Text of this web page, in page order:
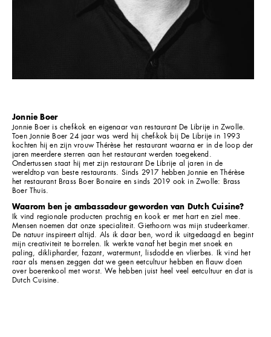
Jonnie Boer
Jonnie Boer is chef-kok en eigenaar van restaurant De Librije in Zwolle.
Toen Jonnie Boer 24 jaar was werd hij chef-kok bij De Librije in 1993
kochten hij en zijn vrouw Thérèse het restaurant waarna er in de loop der
jaren meerdere sterren aan het restaurant werden toegekend.
Ondertussen staat hij met zijn restaurant De Librije al jaren in de
wereldtop van beste restaurants. Sinds 2917 hebben Jonnie en Thérèse
het restaurant Brass Boer Bonaire en sinds 2019 ook in Zwolle: Brass
Boer Thuis.
Waarom ben je ambassadeur geworden van Dutch Cuisine?
Ik vind regionale producten prachtig en kook er met hart en ziel mee.
Mensen noemen dat onze specialiteit. Giethoorn was mijn studeerkamer.
De natuur inspireert altijd. Als ik daar ben, word ik uitgedaagd en begint
mijn creativiteit te borrelen. Ik werkte vanaf het begin met snoek en
paling, diklipharder, fazant, watermunt, lisdodde en vlierbes. Ik vind het
raar als mensen zeggen dat we geen eetcultuur hebben en flauw doen
over boerenkool met worst. We hebben juist heel veel eetcultuur en dat is
Dutch Cuisine.